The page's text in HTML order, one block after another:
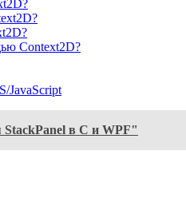
Context2D?
JavaScript
в C и WPF"